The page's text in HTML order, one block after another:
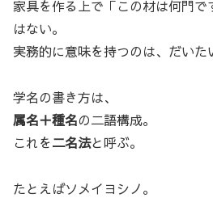
家具を作る上で「この材は何門で
はない。
実務的に意味を持つのは、だいた
学名の書き方は、
属名＋種名の二語構成。
これを二名法と呼ぶ。
たとえばソメイヨシノ。